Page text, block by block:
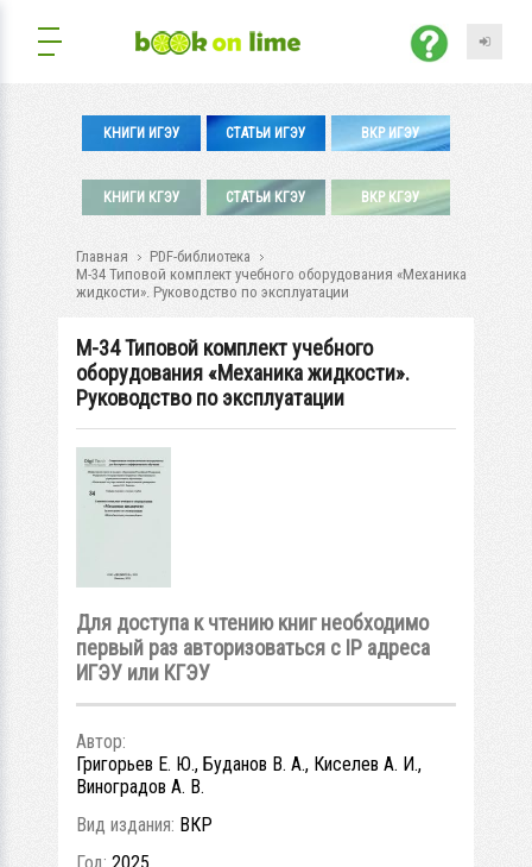
КНИГИ ИГЭУ СТАТЬИ ИГЭУ ВКР ИГЭУ
КНИГИ КГЭУ СТАТЬИ КГЭУ ВКР КГЭУ
Главная
PDF-библиотека
М-34 Типовой комплект учебного оборудования «Механика
жидкости». Руководство по эксплуатации
М-34 Типовой комплект учебного
оборудования «Механика жидкости».
Руководство по эксплуатации
Для доступа к чтению книг необходимо
первый раз авторизоваться с IP адреса
ИГЭУ или КГЭУ
Автор:
Григорьев Е. Ю., Буданов В. А., Киселев А. И.,
Виноградов А. В.
Вид издания: ВКР
Год: 2025